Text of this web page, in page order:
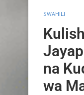
SWAHILI
na
wa